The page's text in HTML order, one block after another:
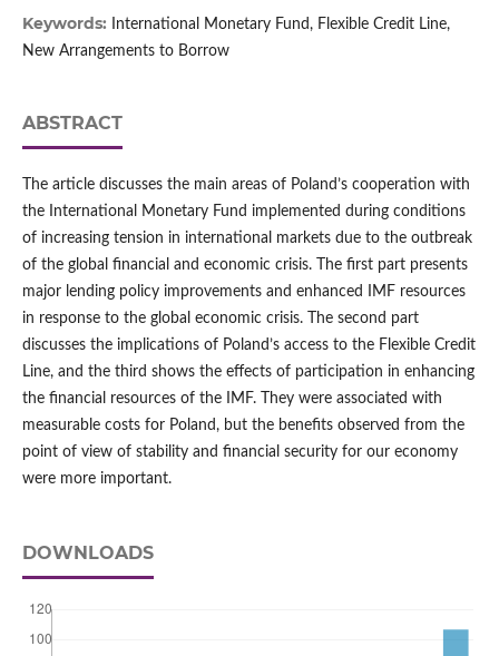
Keywords:
International Monetary Fund, Flexible Credit Line,
New Arrangements to Borrow
ABSTRACT
The article discusses the main areas of Poland’s cooperation with
the International Monetary Fund implemented during conditions
of increasing tension in international markets due to the outbreak
of the global financial and economic crisis. The first part presents
major lending policy improvements and enhanced IMF resources
in response to the global economic crisis. The second part
discusses the implications of Poland’s access to the Flexible Credit
Line, and the third shows the effects of participation in enhancing
the financial resources of the IMF. They were associated with
measurable costs for Poland, but the benefits observed from the
point of view of stability and financial security for our economy
were more important.
DOWNLOADS